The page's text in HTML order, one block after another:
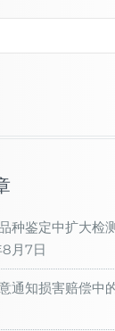
种鉴定中扩大检
月7日
通知损害赔偿中